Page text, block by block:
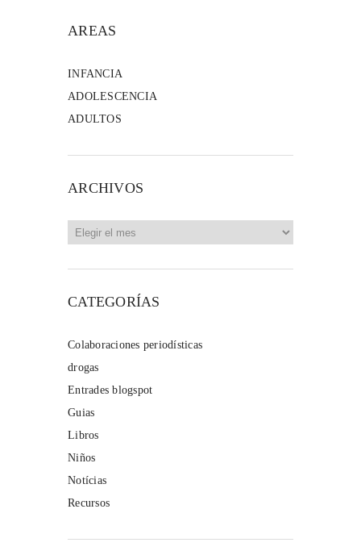
AREAS
INFANCIA
ADOLESCENCIA
ADULTOS
ARCHIVOS
Archivos
CATEGORÍAS
Colaboraciones periodísticas
drogas
Entrades blogspot
Guias
Libros
Niños
Notícias
Recursos